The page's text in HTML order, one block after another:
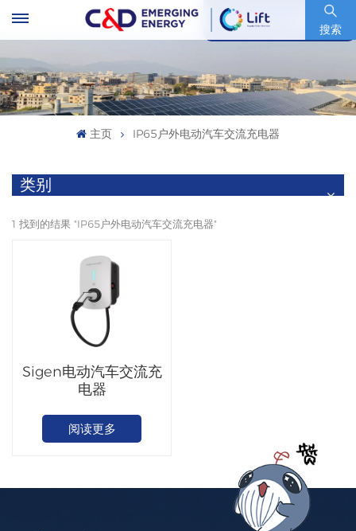
搜索
股票代码 : 600153.SH
主页 IP65户外电动汽车交流充电器
类别
1 找到的结果 "IP65户外电动汽车交流充电器"
Sigen电动汽车交流充
电器
阅读更多